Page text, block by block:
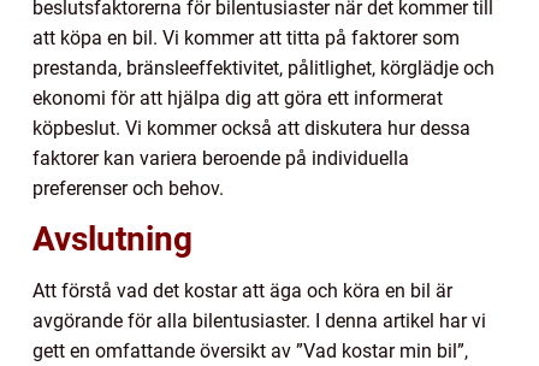
beslutsfaktorerna för bilentusiaster när det kommer till
att köpa en bil. Vi kommer att titta på faktorer som
prestanda, bränsleeffektivitet, pålitlighet, körglädje och
ekonomi för att hjälpa dig att göra ett informerat
köpbeslut. Vi kommer också att diskutera hur dessa
faktorer kan variera beroende på individuella
preferenser och behov.
Avslutning
Att förstå vad det kostar att äga och köra en bil är
avgörande för alla bilentusiaster. I denna artikel har vi
gett en omfattande översikt av ”Vad kostar min bil”,